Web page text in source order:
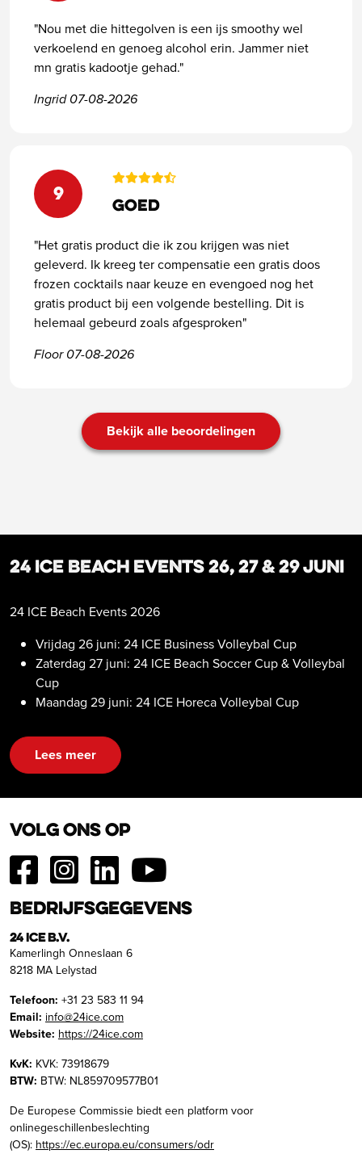
"Nou met die hittegolven is een ijs smoothy wel
verkoelend en genoeg alcohol erin. Jammer niet
mn gratis kadootje gehad."
Ingrid 07-08-2026
9
Goed
"Het gratis product die ik zou krijgen was niet
geleverd. Ik kreeg ter compensatie een gratis doos
frozen cocktails naar keuze en evengoed nog het
gratis product bij een volgende bestelling. Dit is
helemaal gebeurd zoals afgesproken"
Floor 07-08-2026
Bekijk alle beoordelingen
24 ICE Beach Events 26, 27 & 29 juni
24 ICE Beach Events 2026
Vrijdag 26 juni: 24 ICE Business Volleybal Cup
Zaterdag 27 juni: 24 ICE Beach Soccer Cup & Volleybal
Cup
Maandag 29 juni: 24 ICE Horeca Volleybal Cup
Lees meer
Volg ons op
Bedrijfsgegevens
24 ICE B.V.
Kamerlingh Onneslaan 6
8218 MA Lelystad
Telefoon: +31 23 583 11 94
Email: info@24ice.com
Website: https://24ice.com
KvK: KVK: 73918679
BTW: BTW: NL859709577B01
De Europese Commissie biedt een platform voor
onlinegeschillenbeslechting
(OS): https://ec.europa.eu/consumers/odr